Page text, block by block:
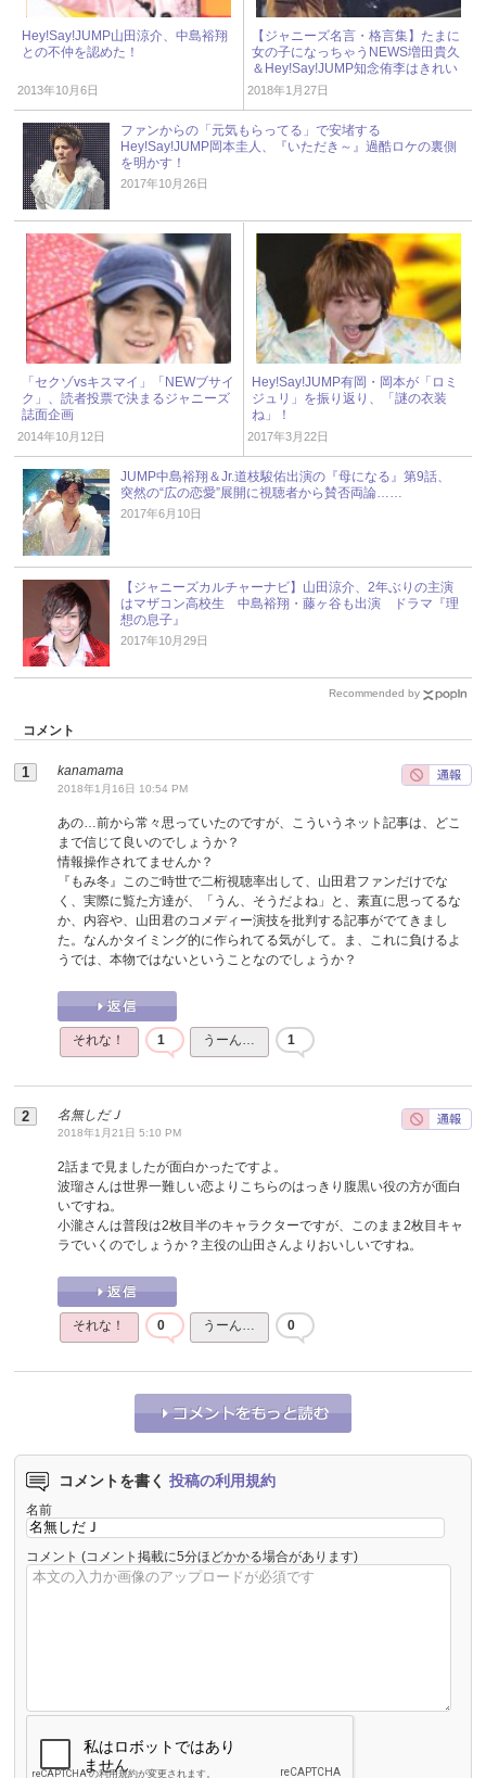
Hey!Say!JUMP山田涼介、中島裕翔
との不仲を認めた！
2013年10月6日
【ジャニーズ名言・格言集】たまに
女の子になっちゃうNEWS増田貴久
＆Hey!Say!JUMP知念侑李はきれい
な子に弱い！
2018年1月27日
ファンからの「元気もらってる」で安堵する
Hey!Say!JUMP岡本圭人、『いただき～』過酷ロケの裏側
を明かす！
2017年10月26日
「セクゾvsキスマイ」「NEWブサイ
ク」、読者投票で決まるジャニーズ
誌面企画
2014年10月12日
Hey!Say!JUMP有岡・岡本が「ロミ
ジュリ」を振り返り、「謎の衣装
ね」！
2017年3月22日
JUMP中島裕翔＆Jr.道枝駿佑出演の『母になる』第9話、
突然の“広の恋愛”展開に視聴者から賛否両論……
2017年6月10日
【ジャニーズカルチャーナビ】山田涼介、2年ぶりの主演
はマザコン高校生 中島裕翔・藤ヶ谷も出演 ドラマ『理
想の息子』
2017年10月29日
Recommended by
コメント
kanamama
2018年1月16日 10:54 PM
あの…前から常々思っていたのですが、こういうネット記事は、どこ
まで信じて良いのでしょうか？
情報操作されてませんか？
『もみ冬』このご時世で二桁視聴率出して、山田君ファンだけでな
く、実際に覧た方達が、「うん、そうだよね」と、素直に思ってるな
か、内容や、山田君のコメディー演技を批判する記事がでてきまし
た。なんかタイミング的に作られてる気がして。ま、これに負けるよ
うでは、本物ではないということなのでしょうか？
それな！ 1 うーん… 1
名無しだＪ
2018年1月21日 5:10 PM
2話まで見ましたが面白かったですよ。
波瑠さんは世界一難しい恋よりこちらのはっきり腹黒い役の方が面白
いですね。
小瀧さんは普段は2枚目半のキャラクターですが、このまま2枚目キャ
ラでいくのでしょうか？主役の山田さんよりおいしいですね。
それな！ 0 うーん… 0
コメントを書く 投稿の利用規約
名前
コメント (コメント掲載に5分ほどかかる場合があります)